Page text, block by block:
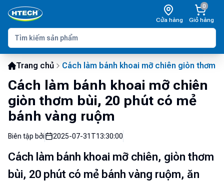
Cửa hàng
0
Giỏ hàng
Trang chủ Cách làm bánh khoai mỡ chiên giòn thơm
Cách làm bánh khoai mỡ chiên
giòn thơm bùi, 20 phút có mẻ
bánh vàng ruộm
Biên tập bởi 2025-07-31T13:30:00
Cách làm bánh khoai mỡ chiên, giòn thơm
bùi, 20 phút có mẻ bánh vàng ruộm, ăn